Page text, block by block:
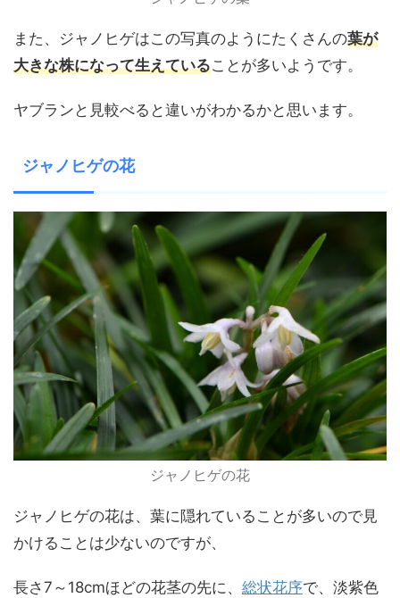
また、ジャノヒゲはこの写真のようにたくさんの葉が
大きな株になって生えていることが多いようです。
ヤブランと見較べると違いがわかるかと思います。
ジャノヒゲの花
ジャノヒゲの花
ジャノヒゲの花は、葉に隠れていることが多いので見
かけることは少ないのですが、
長さ7～18cmほどの花茎の先に、 総状花序で、淡紫色